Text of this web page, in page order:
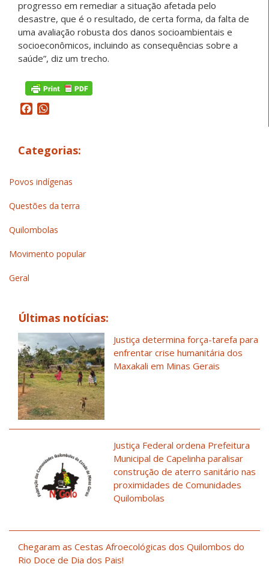
progresso em remediar a situação afetada pelo
desastre, que é o resultado, de certa forma, da falta de
uma avaliação robusta dos danos socioambientais e
socioeconômicos, incluindo as consequências sobre a
saúde”, diz um trecho.
Facebook
Categorias:
Povos indígenas
Questões da terra
Quilombolas
Movimento popular
Geral
Últimas notícias:
Justiça determina força-tarefa para
enfrentar crise humanitária dos
Maxakali em Minas Gerais
Justiça Federal ordena Prefeitura
Municipal de Capelinha paralisar
construção de aterro sanitário nas
proximidades de Comunidades
Quilombolas
Chegaram as Cestas Afroecológicas dos Quilombos do
Rio Doce de Dia dos Pais!